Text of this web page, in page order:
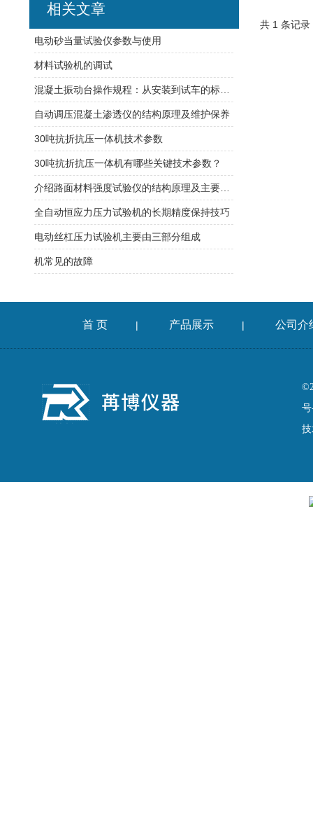
共 1 条记
相关文章
电动砂当量试验仪参数与使用
材料试验机的调试
自动调压混凝土渗透仪的结构原理及维护保养
30吨抗折抗压一体机技术参数
30吨抗折抗压一体机有哪些关键技术参数？
全自动恒应力压力试验机的长期精度保持技巧
电动丝杠压力试验机主要由三部分组成
机常见的故障
首 页 | 产品展示 | 公司介
号